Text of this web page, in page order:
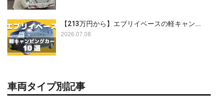
【213万円から】エブリイベースの軽キャン...
2026.07.08
車両タイプ別記事